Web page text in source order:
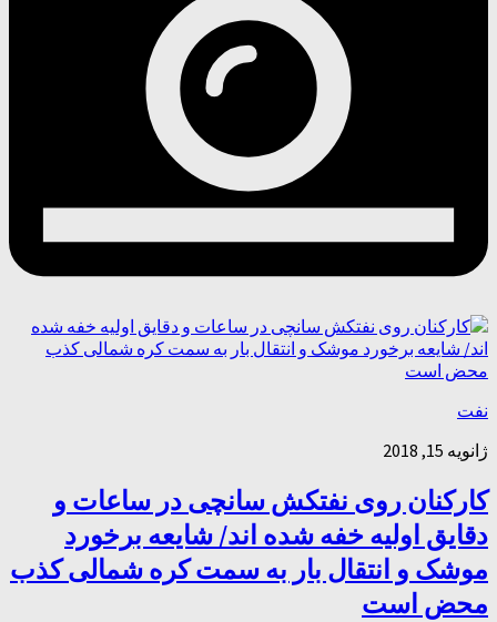
نفت
ژانویه 15, 2018
کارکنان روی نفتکش سانچی در ساعات و
دقایق اولیه خفه شده اند/ شایعه برخورد
موشک و انتقال بار به سمت کره شمالی کذب
محض است